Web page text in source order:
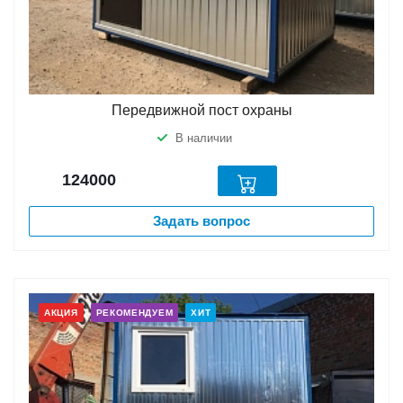
Передвижной пост охраны
В наличии
124000
Задать вопрос
АКЦИЯ РЕКОМЕНДУЕМ ХИТ